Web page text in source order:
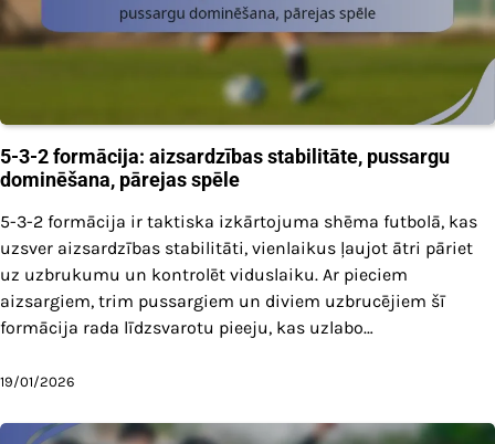
5-3-2 formācija: aizsardzības stabilitāte, pussargu
dominēšana, pārejas spēle
5-3-2 formācija ir taktiska izkārtojuma shēma futbolā, kas
uzsver aizsardzības stabilitāti, vienlaikus ļaujot ātri pāriet
uz uzbrukumu un kontrolēt viduslaiku. Ar pieciem
aizsargiem, trim pussargiem un diviem uzbrucējiem šī
formācija rada līdzsvarotu pieeju, kas uzlabo…
19/01/2026